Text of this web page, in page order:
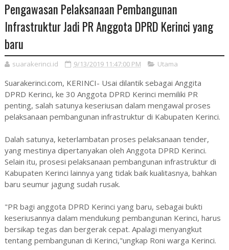
Pengawasan Pelaksanaan Pembangunan
Infrastruktur Jadi PR Anggota DPRD Kerinci yang
baru
suarakerinci.id 9/13/2019 11:47:00 PM Utama
Suarakerinci.com, KERINCI- Usai dilantik sebagai Anggita
DPRD Kerinci, ke 30 Anggota DPRD Kerinci memiliki PR
penting, salah satunya keseriusan dalam mengawal proses
pelaksanaan pembangunan infrastruktur di Kabupaten Kerinci.
Dalah satunya, keterlambatan proses pelaksanaan tender,
yang mestinya dipertanyakan oleh Anggota DPRD Kerinci.
Selain itu, prosesi pelaksanaan pembangunan infrastruktur di
Kabupaten Kerinci lainnya yang tidak baik kualitasnya, bahkan
baru seumur jagung sudah rusak.
"PR bagi anggota DPRD Kerinci yang baru, sebagai bukti
keseriusannya dalam mendukung pembangunan Kerinci, harus
bersikap tegas dan bergerak cepat. Apalagi menyangkut
tentang pembangunan di Kerinci,"ungkap Roni warga Kerinci.